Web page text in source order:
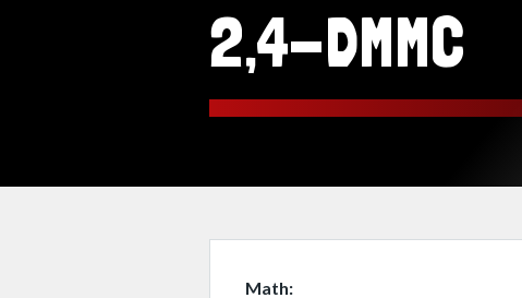
2,4-DMMC
Math